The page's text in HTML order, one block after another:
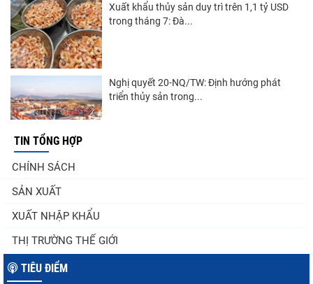
Xuất khẩu thủy sản duy trì trên 1,1 tỷ USD
trong tháng 7: Đà...
Nghị quyết 20-NQ/TW: Định hướng phát
triển thủy sản trong...
Thuế Mục 301 và bài toán thích ứng của
tôm Việt tại thị...
TIN TỔNG HỢP
CHÍNH SÁCH
SẢN XUẤT
XUẤT NHẬP KHẨU
THỊ TRƯỜNG THẾ GIỚI
TIÊU ĐIỂM